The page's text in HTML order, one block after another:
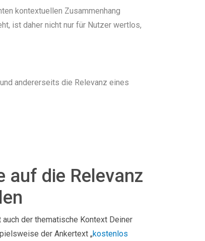
kontextuellen Zusammenhang
ist daher nicht nur für Nutzer wertlos,
andererseits die Relevanz eines
auf die Relevanz
der thematische Kontext Deiner
der Ankertext „kostenlos